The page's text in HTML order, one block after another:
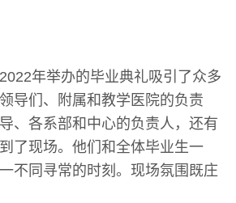
年举办的毕业典礼吸引了众多
导们、附属和教学医院的负责
、各系部和中心的负责人，还有
了现场。他们和全体毕业生一
不同寻常的时刻。现场氛围既庄